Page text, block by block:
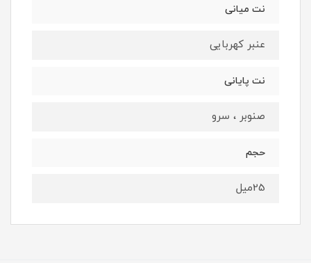
نت میانی
عنبر کهربایی
نت پایانی
صنوبر ، سرو
حجم
25میل